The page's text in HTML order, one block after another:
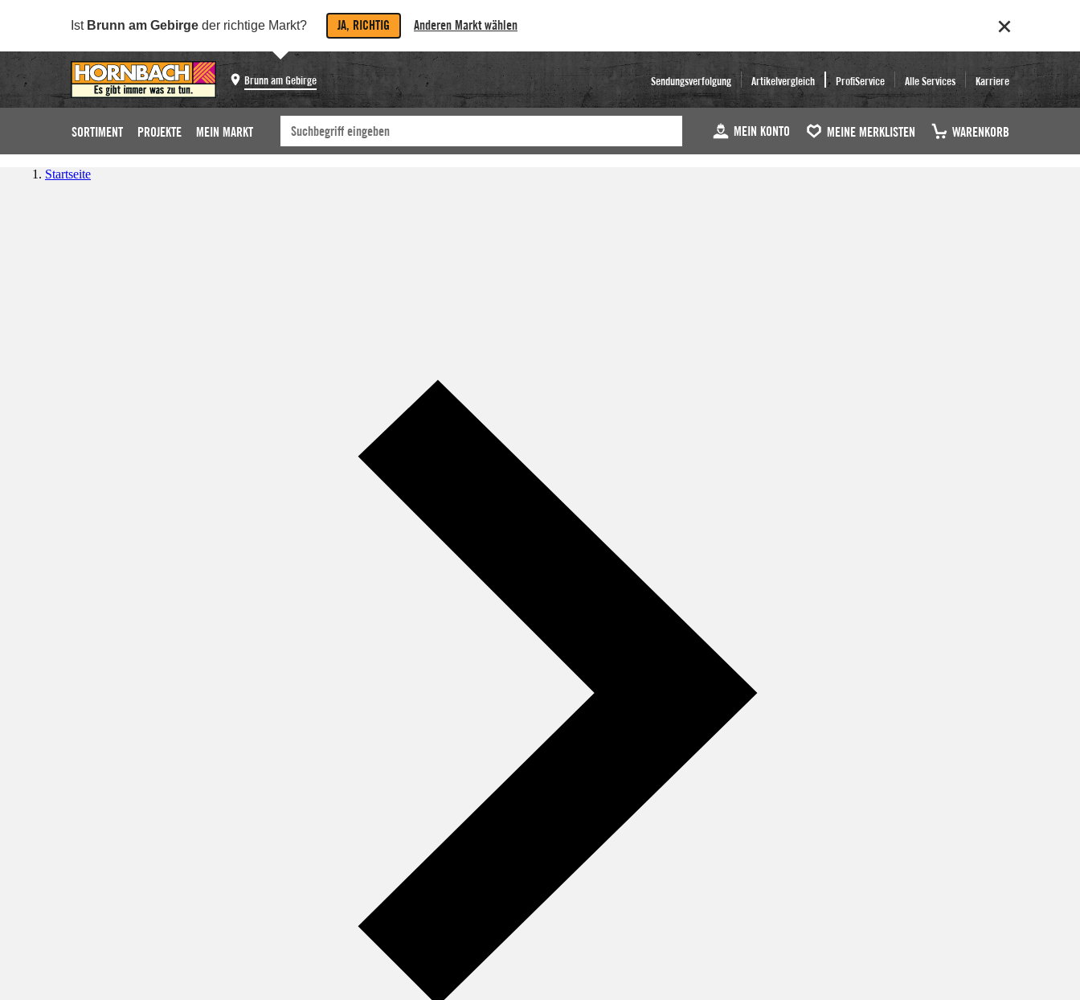
Ist Brunn am Gebirge der richtige Markt? JA, RICHTIG Anderen Markt wählen
Brunn am Gebirge Sendungsverfolgung Artikelvergleich ProfiService Alle Services Karriere
SORTIMENT PROJEKTE MEIN MARKT MEIN KONTO MEINE MERKLISTEN WARENKORB
Startseite